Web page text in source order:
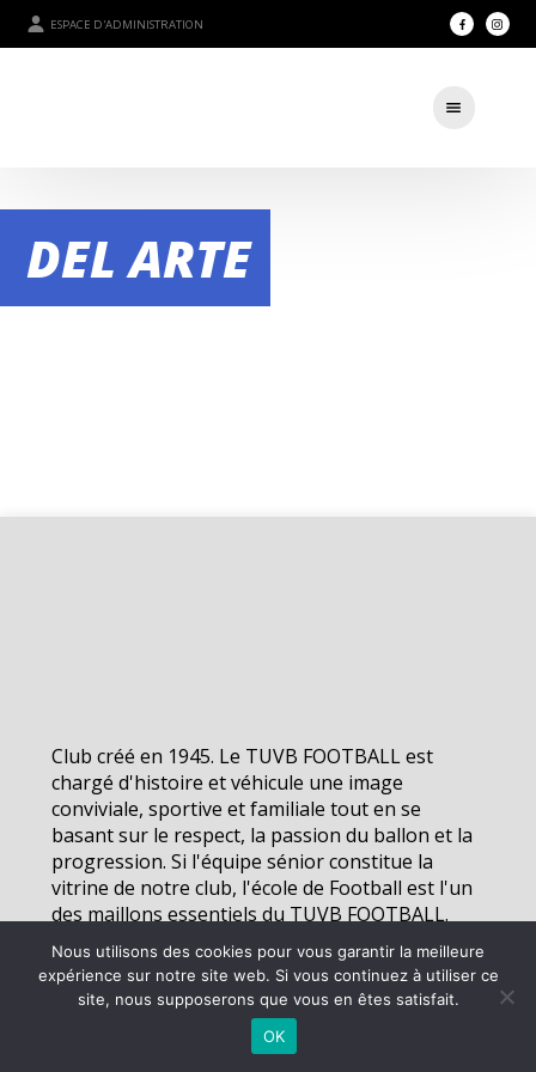
ESPACE D'ADMINISTRATION
DEL ARTE
Club créé en 1945. Le TUVB FOOTBALL est
chargé d'histoire et véhicule une image
conviviale, sportive et familiale tout en se
basant sur le respect, la passion du ballon et la
progression. Si l'équipe sénior constitue la
vitrine de notre club, l'école de Football est l'un
des maillons essentiels du TUVB FOOTBALL.
© 2026 - TUVB Football | Site internet réalisé par
MENTIONS LÉGALES
Nous utilisons des cookies pour vous garantir la meilleure
expérience sur notre site web. Si vous continuez à utiliser ce
site, nous supposerons que vous en êtes satisfait.
OK